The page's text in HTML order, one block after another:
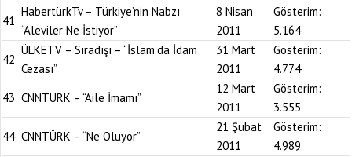
41
HabertürkTv – Türkiye’nin Nabzı
“Aleviler Ne İstiyor”
8 Nisan
2011
Gösterim:
5.164
42
ÜLKETV – Sıradışı – “İslam’da İdam
Cezası”
31 Mart
2011
Gösterim:
4.774
43 CNNTURK – “Aile İmamı”
12 Mart
2011
Gösterim:
3.555
44 CNNTÜRK – “Ne Oluyor”
21 Şubat
2011
Gösterim:
4.989